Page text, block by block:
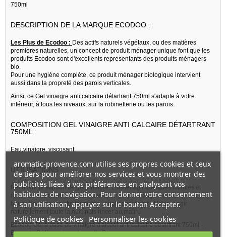
750ml
DESCRIPTION DE LA MARQUE ECODOO :
Les Plus de Ecodoo : Des actifs naturels végétaux, ou des matières
premières naturelles, un concept de produit ménager unique font que les
produits Ecodoo sont d'excellents representants des produits ménagers
bio.
Pour une hygiène complète, ce produit ménager biologique intervient
aussi dans la propreté des parois verticales.
Ainsi, ce Gel vinaigre anti calcaire détartrant 750ml s'adapte à votre
intérieur, à tous les niveaux, sur la robinetterie ou les parois.
COMPOSITION GEL VINAIGRE ANTI CALCAIRE DÉTARTRANT
750ML :
Eau,vinaigre, viscosant.
UTILISATIONS :
Recouvrir le support de gel vinaigre. Laisser agir quelques minutes et
rincer à l’eau claire à l’aide d’une éponge. Pour un pommeau de douche
bouché ou une cuvette incrustée : appliquer le soir et laisser agir
naturellement toute la nuit, puis rincer au matin.
Ecodoo Gel à base de vinaigre d'alcool anti calcaire détartrant 750ml -
Ecocert - Référencé sur Aromatic Provence.
aromatic-provence.com utilise ses propres cookies et ceux
de tiers pour améliorer nos services et vous montrer des
publicités liées à vos préférences en analysant vos
habitudes de navigation. Pour donner votre consentement
à son utilisation, appuyez sur le bouton Accepter.
Politique de cookies Personnaliser les cookies